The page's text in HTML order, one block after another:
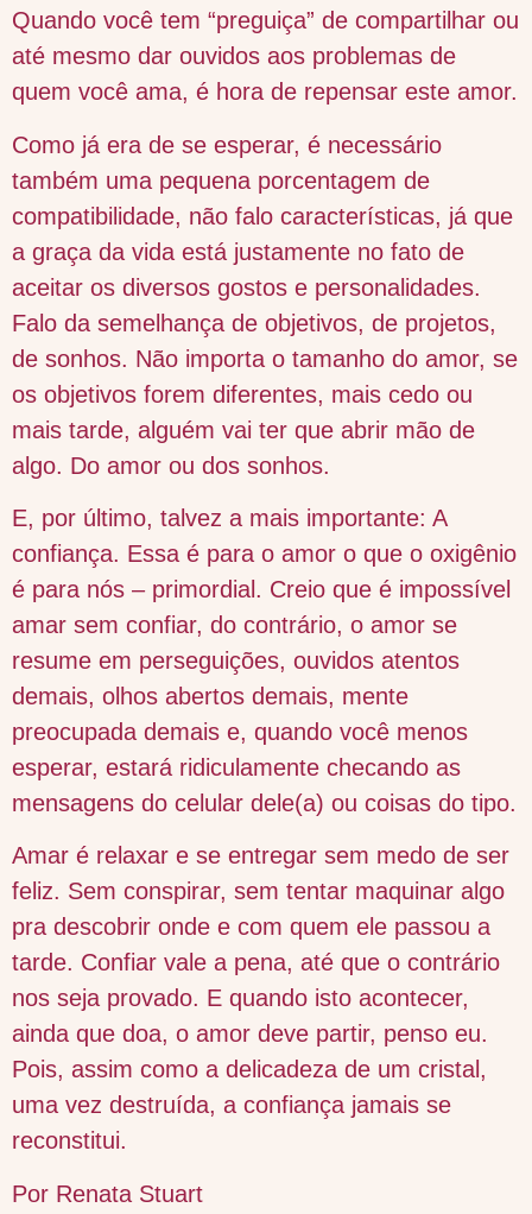
Quando você tem “preguiça” de compartilhar ou
até mesmo dar ouvidos aos problemas de
quem você ama, é hora de repensar este amor.
Como já era de se esperar, é necessário
também uma pequena porcentagem de
compatibilidade, não falo características, já que
a graça da vida está justamente no fato de
aceitar os diversos gostos e personalidades.
Falo da semelhança de objetivos, de projetos,
de sonhos. Não importa o tamanho do amor, se
os objetivos forem diferentes, mais cedo ou
mais tarde, alguém vai ter que abrir mão de
algo. Do amor ou dos sonhos.
E, por último, talvez a mais importante: A
confiança. Essa é para o amor o que o oxigênio
é para nós – primordial. Creio que é impossível
amar sem confiar, do contrário, o amor se
resume em perseguições, ouvidos atentos
demais, olhos abertos demais, mente
preocupada demais e, quando você menos
esperar, estará ridiculamente checando as
mensagens do celular dele(a) ou coisas do tipo.
Amar é relaxar e se entregar sem medo de ser
feliz. Sem conspirar, sem tentar maquinar algo
pra descobrir onde e com quem ele passou a
tarde. Confiar vale a pena, até que o contrário
nos seja provado. E quando isto acontecer,
ainda que doa, o amor deve partir, penso eu.
Pois, assim como a delicadeza de um cristal,
uma vez destruída, a confiança jamais se
reconstitui.
Por Renata Stuart